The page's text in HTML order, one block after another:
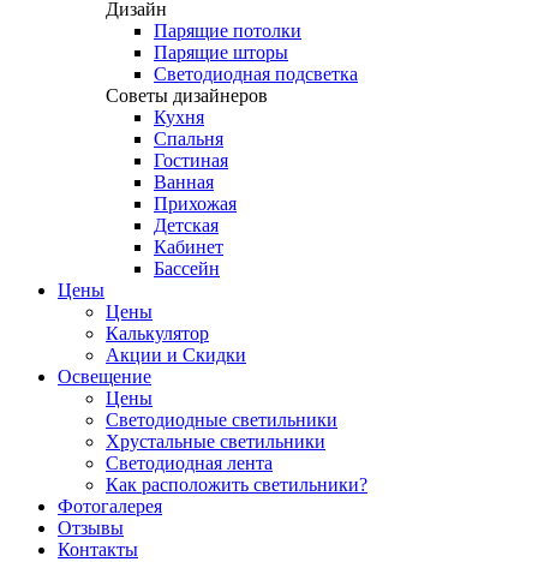
Дизайн
Парящие потолки
Парящие шторы
Светодиодная подсветка
Советы дизайнеров
Кухня
Спальня
Гостиная
Ванная
Прихожая
Детская
Кабинет
Бассейн
Цены
Цены
Калькулятор
Акции и Скидки
Освещение
Цены
Светодиодные светильники
Хрустальные светильники
Светодиодная лента
Как расположить светильники?
Фотогалерея
Отзывы
Контакты